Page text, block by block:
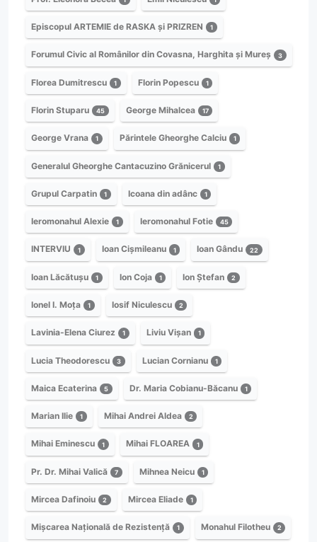
Episcopul ARTEMIE de RASKA și PRIZREN 1
Forumul Civic al Românilor din Covasna, Harghita și Mureș 3
Florea Dumitrescu 1 Florin Popescu 1
Florin Stuparu 45 George Mihalcea 17
George Vrana 1 Părintele Gheorghe Calciu 1
Generalul Gheorghe Cantacuzino Grănicerul 1
Grupul Carpatin 1 Icoana din adânc 1
Ieromonahul Alexie 1 Ieromonahul Fotie 45
INTERVIU 1 Ioan Cișmileanu 1 Ioan Gându 22
Ioan Lăcătușu 1 Ion Coja 1 Ion Ștefan 2
Ionel I. Moța 1 Iosif Niculescu 2
Lavinia-Elena Ciurez 1 Liviu Vișan 1
Lucia Theodorescu 3 Lucian Cornianu 1
Maica Ecaterina 5 Dr. Maria Cobianu-Băcanu 1
Marian Ilie 1 Mihai Andrei Aldea 2
Mihai Eminescu 1 Mihai FLOAREA 1
Pr. Dr. Mihai Valică 7 Mihnea Neicu 1
Mircea Dafinoiu 2 Mircea Eliade 1
Mișcarea Națională de Rezistență 1 Monahul Filotheu 2